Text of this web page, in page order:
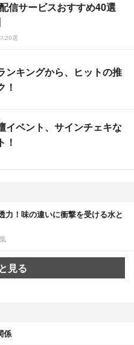
信サービスおすすめ40選
20選
ンキングから、ヒットの推
！
イベント、サインチェキな
！
力！味の違いに衝撃を受ける水と
見る
係